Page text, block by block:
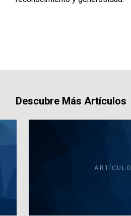
Descubre Más Artículos
ARTÍCULO